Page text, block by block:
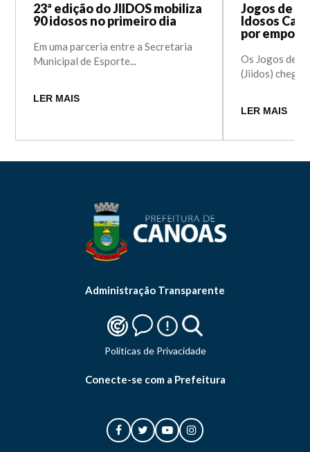
23ª edição do JIIDOS mobiliza
90 idosos no primeiro dia
Em uma parceria entre a Secretaria
Municipal de Esporte...
LER MAIS
Jogos de
Idosos
por
Os Jogos de
(Jiidos)
LER MAIS
Administração Transparente
Politicas de Privacidade
Conecte-se com a Prefeitura